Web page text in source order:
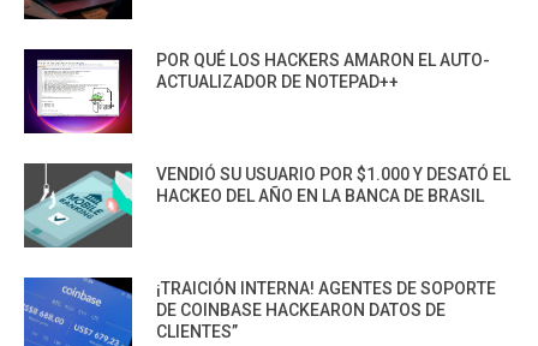
POR QUÉ LOS HACKERS AMARON EL AUTO-
ACTUALIZADOR DE NOTEPAD++
VENDIÓ SU USUARIO POR $1.000 Y DESATÓ EL
HACKEO DEL AÑO EN LA BANCA DE BRASIL
¡TRAICIÓN INTERNA! AGENTES DE SOPORTE
DE COINBASE HACKEARON DATOS DE
CLIENTES”